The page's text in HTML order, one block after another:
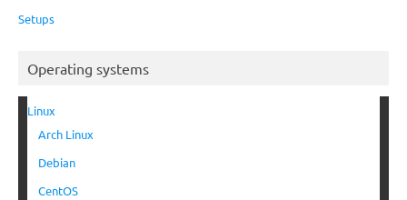
Setups
Operating systems
Linux
Arch Linux
Debian
CentOS